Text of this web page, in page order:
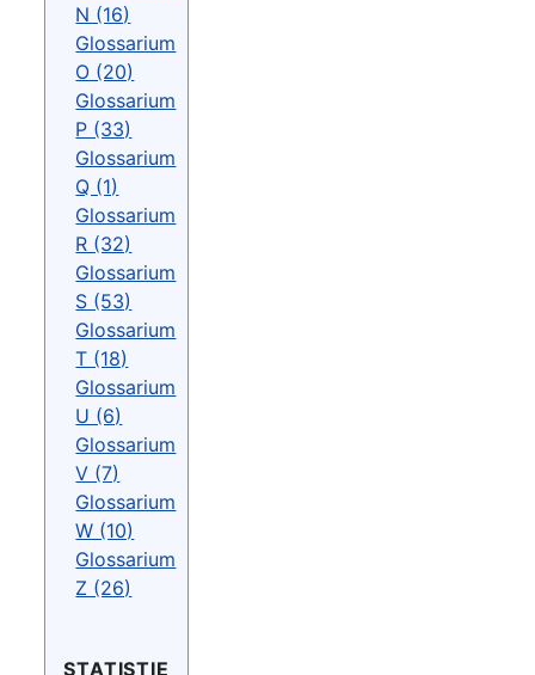
N (16)
Glossarium
O (20)
Glossarium
P (33)
Glossarium
Q (1)
Glossarium
R (32)
Glossarium
S (53)
Glossarium
T (18)
Glossarium
U (6)
Glossarium
V (7)
Glossarium
W (10)
Glossarium
Z (26)
STATISTIE